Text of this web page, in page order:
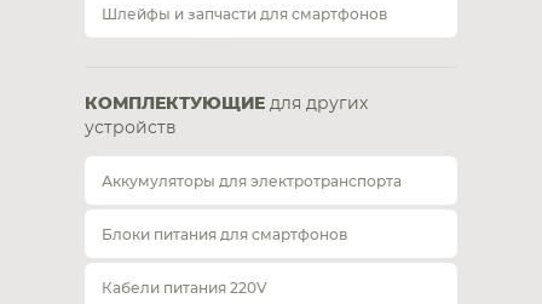
Шлейфы и запчасти для смартфонов
КОМПЛЕКТУЮЩИЕ для других
устройств
Аккумуляторы для электротранспорта
Блоки питания для смартфонов
Кабели питания 220V